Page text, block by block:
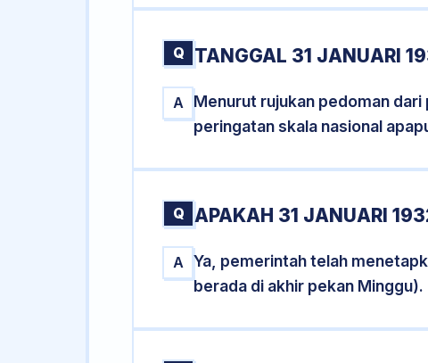
Q TANGGAL 31 JANUARI
A
Menurut rujukan pedoman
peringatan skala nasional
Q APAKAH 31 JANUARI
A Ya, pemerintah telah
berada di akhir pekan Minggu).